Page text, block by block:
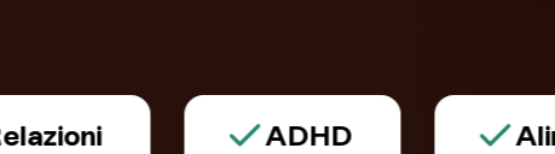
ADHD